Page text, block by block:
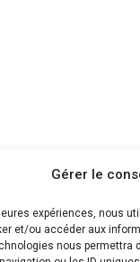
Gérer le
expériences, nous
et/ou accéder aux
nous permettra